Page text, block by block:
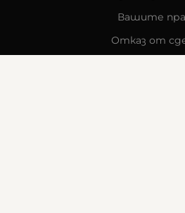
Вашите
Отказ от